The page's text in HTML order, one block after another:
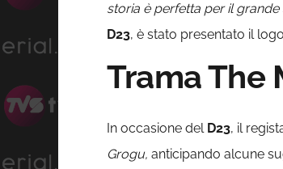
storia è perfetta per il grande
D23, è stato presentato il
Trama The
In occasione del D23, il
Grogu, anticipando alcune